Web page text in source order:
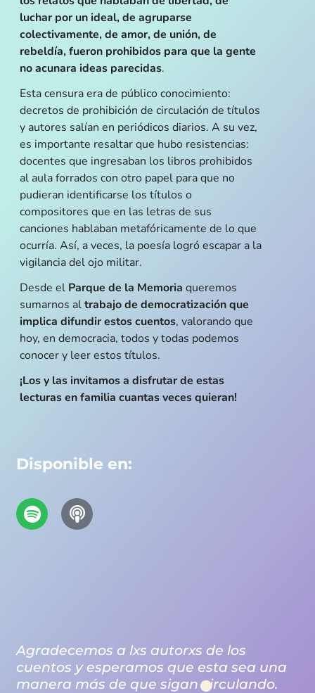
luchar por un ideal, de agruparse
colectivamente, de amor, de unión, de
rebeldía, fueron prohibidos para que la gente
no acunara ideas parecidas.
Esta censura era de público conocimiento:
decretos de prohibición de circulación de títulos
y autores salían en periódicos diarios. A su vez,
es importante resaltar que hubo resistencias:
docentes que ingresaban los libros prohibidos
al aula forrados con otro papel para que no
pudieran identificarse los títulos o
compositores que en las letras de sus
canciones hablaban metafóricamente de lo que
ocurría. Así, a veces, la poesía logró escapar a la
vigilancia del ojo militar.
Desde el Parque de la Memoria queremos
sumarnos altrabajo de democratización que
implica difundir estos cuentos, valorando que
hoy, en democracia, todos y todas podemos
conocer y leer estos títulos.
¡Los y las invitamos a disfrutar de estas
lecturas en familia cuantas veces quieran!
Disponible en:
Agradecemos a lxs autorxs de los
cuentos y esperamos que esta sea una
manera más de que sigan circulando.